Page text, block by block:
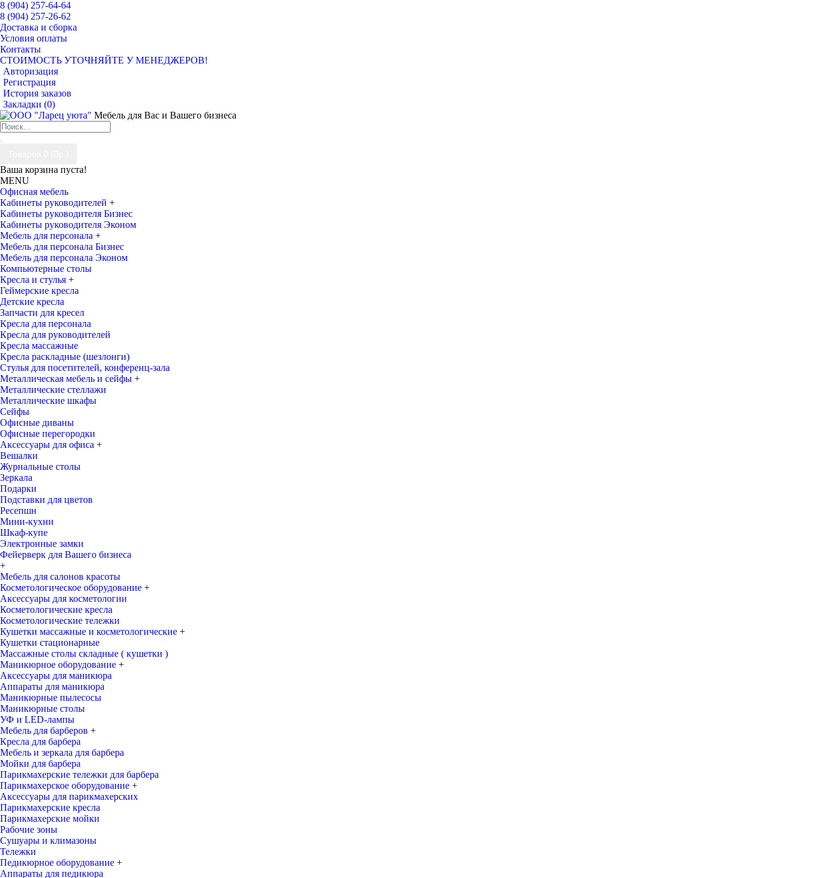
8 (904) 257-64-64
8 (904) 257-26-62
Доставка и сборка
Условия оплаты
Контакты
СТОИМОСТЬ УТОЧНЯЙТЕ У МЕНЕДЖЕРОВ!
Авторизация
Регистрация
История заказов
Закладки (0)
Мебель для Вас и Вашего бизнеса
Ваша корзина пуста!
MENU
Офисная мебель
Кабинеты руководителей +
Кабинеты руководителя Бизнес
Кабинеты руководителя Эконом
Мебель для персонала +
Мебель для персонала Бизнес
Мебель для персонала Эконом
Компьютерные столы
Кресла и стулья +
Геймерские кресла
Детские кресла
Запчасти для кресел
Кресла для персонала
Кресла для руководителей
Кресла массажные
Кресла раскладные (шезлонги)
Стулья для посетителей, конференц-зала
Металлическая мебель и сейфы +
Металлические стеллажи
Металлические шкафы
Сейфы
Офисные диваны
Офисные перегородки
Аксессуары для офиса +
Вешалки
Журнальные столы
Зеркала
Подарки
Подставки для цветов
Ресепшн
Мини-кухни
Шкаф-купе
Электронные замки
Фейерверк для Вашего бизнеса
+
Мебель для салонов красоты
Косметологическое оборудование +
Аксессуары для косметологии
Косметологические кресла
Косметологические тележки
Кушетки массажные и косметологические +
Кушетки стационарные
Массажные столы складные ( кушетки )
Маникюрное оборудование +
Аксессуары для маникюра
Аппараты для маникюра
Маникюрные пылесосы
Маникюрные столы
УФ и LED-лампы
Мебель для барберов +
Кресла для барбера
Мебель и зеркала для барбера
Мойки для барбера
Парикмахерские тележки для барбера
Парикмахерское оборудование +
Аксессуары для парикмахерских
Парикмахерские кресла
Парикмахерские мойки
Рабочие зоны
Сушуары и климазоны
Тележки
Педикюрное оборудование +
Аппараты для педикюра